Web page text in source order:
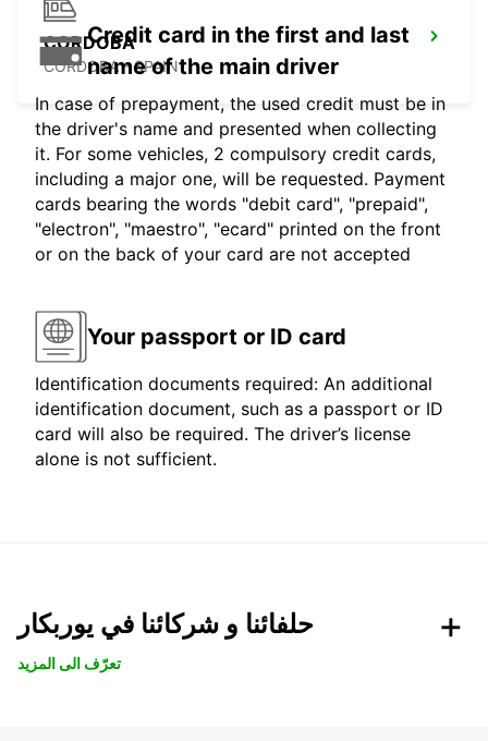
CORDOBA
CORDOBA - SPAIN
Credit card in the first and last
name of the main driver
In case of prepayment, the used credit must be in
the driver's name and presented when collecting
it. For some vehicles, 2 compulsory credit cards,
including a major one, will be requested. Payment
cards bearing the words "debit card", "prepaid",
"electron", "maestro", "ecard" printed on the front
or on the back of your card are not accepted
Your passport or ID card
Identification documents required: An additional
identification document, such as a passport or ID
card will also be required. The driver’s license
alone is not sufficient.
حلفائنا و شركائنا في يوربكار
تعرّف الى المزيد